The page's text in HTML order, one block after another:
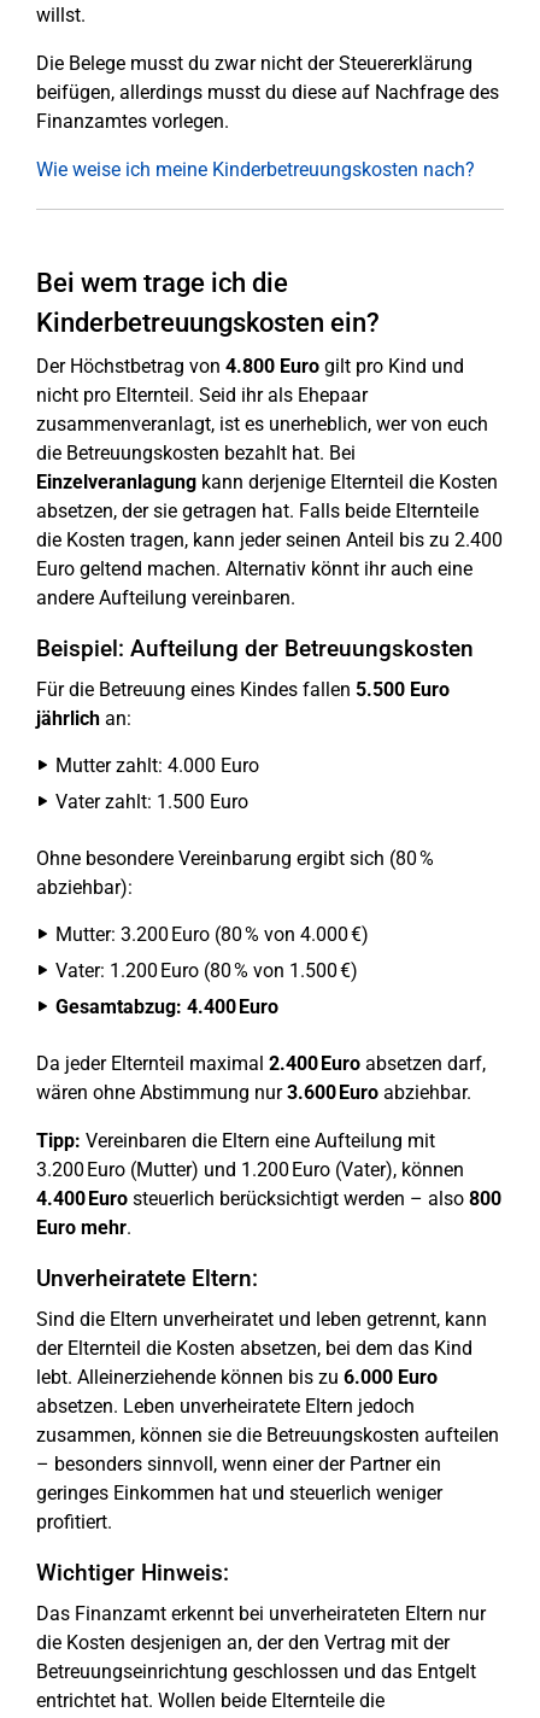
willst.
Die Belege musst du zwar nicht der Steuererklärung
beifügen, allerdings musst du diese auf Nachfrage des
Finanzamtes vorlegen.
Wie weise ich meine Kinderbetreuungskosten nach?
Bei wem trage ich die
Kinderbetreuungskosten ein?
Der Höchstbetrag von 4.800 Euro gilt pro Kind und
nicht pro Elternteil. Seid ihr als Ehepaar
zusammenveranlagt, ist es unerheblich, wer von euch
die Betreuungskosten bezahlt hat. Bei
Einzelveranlagung kann derjenige Elternteil die Kosten
absetzen, der sie getragen hat. Falls beide Elternteile
die Kosten tragen, kann jeder seinen Anteil bis zu 2.400
Euro geltend machen. Alternativ könnt ihr auch eine
andere Aufteilung vereinbaren.
Beispiel: Aufteilung der Betreuungskosten
Für die Betreuung eines Kindes fallen 5.500 Euro
jährlich an:
Mutter zahlt: 4.000 Euro
Vater zahlt: 1.500 Euro
Ohne besondere Vereinbarung ergibt sich (80 %
abziehbar):
Mutter: 3.200 Euro (80 % von 4.000 €)
Vater: 1.200 Euro (80 % von 1.500 €)
Gesamtabzug: 4.400 Euro
Da jeder Elternteil maximal 2.400 Euro absetzen darf,
wären ohne Abstimmung nur3.600 Euro abziehbar.
Tipp: Vereinbaren die Eltern eine Aufteilung mit
3.200 Euro (Mutter) und 1.200 Euro (Vater), können
4.400 Euro steuerlich berücksichtigt werden – also 800
Euro mehr.
Unverheiratete Eltern:
Sind die Eltern unverheiratet und leben getrennt, kann
der Elternteil die Kosten absetzen, bei dem das Kind
lebt. Alleinerziehende können bis zu 6.000 Euro
absetzen. Leben unverheiratete Eltern jedoch
zusammen, können sie die Betreuungskosten aufteilen
– besonders sinnvoll, wenn einer der Partner ein
geringes Einkommen hat und steuerlich weniger
profitiert.
Wichtiger Hinweis:
Das Finanzamt erkennt bei unverheirateten Eltern nur
die Kosten desjenigen an, der den Vertrag mit der
Betreuungseinrichtung geschlossen und das Entgelt
entrichtet hat. Wollen beide Elternteile die